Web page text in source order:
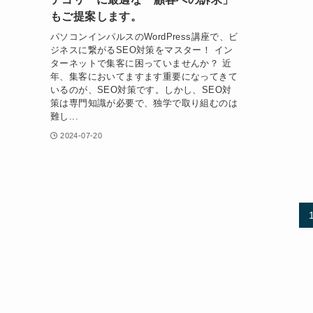
もご提案します。
パソコンインパルスのWordPress講座で、ビ
ジネスに繋がるSEO対策をマスター！ イン
ターネットで集客に困っていませんか？ 近
年、集客においてますます重要になってきて
いるのが、SEO対策です。しかし、SEO対
策は専門知識が必要で、独学で取り組むのは
難し...
2024-07-20
1